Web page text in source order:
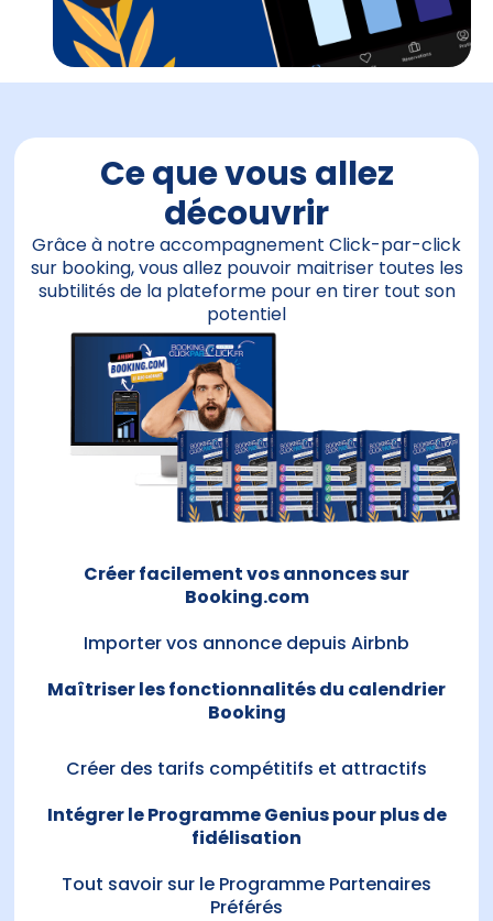
Ce que vous allez
découvrir
Grâce à notre accompagnement Click-par-click
sur booking, vous allez pouvoir maitriser toutes les
subtilités de la plateforme pour en tirer tout son
potentiel
Créer facilement vos annonces sur
Booking.com
Importer vos annonce depuis Airbnb
Maîtriser les fonctionnalités du calendrier
Booking
Créer des tarifs compétitifs et attractifs
Intégrer le Programme Genius pour plus de
fidélisation
Tout savoir sur le Programme Partenaires
Préférés